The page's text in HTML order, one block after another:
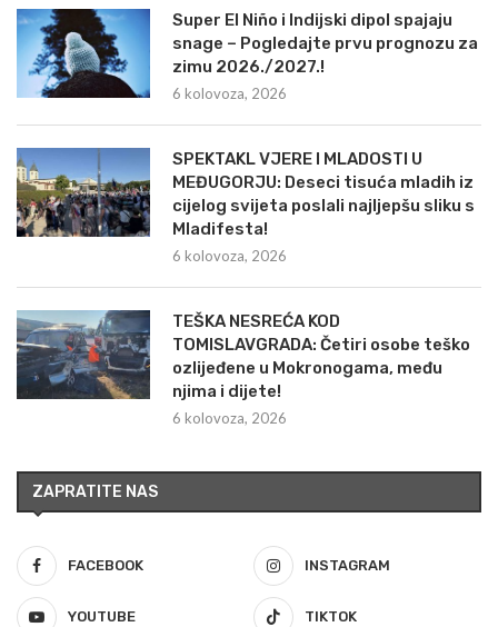
Super El Niño i Indijski dipol spajaju
snage – Pogledajte prvu prognozu za
zimu 2026./2027.!
6 kolovoza, 2026
SPEKTAKL VJERE I MLADOSTI U
MEĐUGORJU: Deseci tisuća mladih iz
cijelog svijeta poslali najljepšu sliku s
Mladifesta!
6 kolovoza, 2026
TEŠKA NESREĆA KOD
TOMISLAVGRADA: Četiri osobe teško
ozlijeđene u Mokronogama, među
njima i dijete!
6 kolovoza, 2026
ZAPRATITE NAS
FACEBOOK INSTAGRAM
YOUTUBE TIKTOK